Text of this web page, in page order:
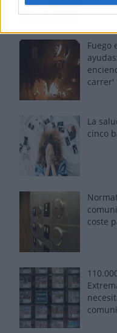
Fuego
carrer'
La
cinco
coste